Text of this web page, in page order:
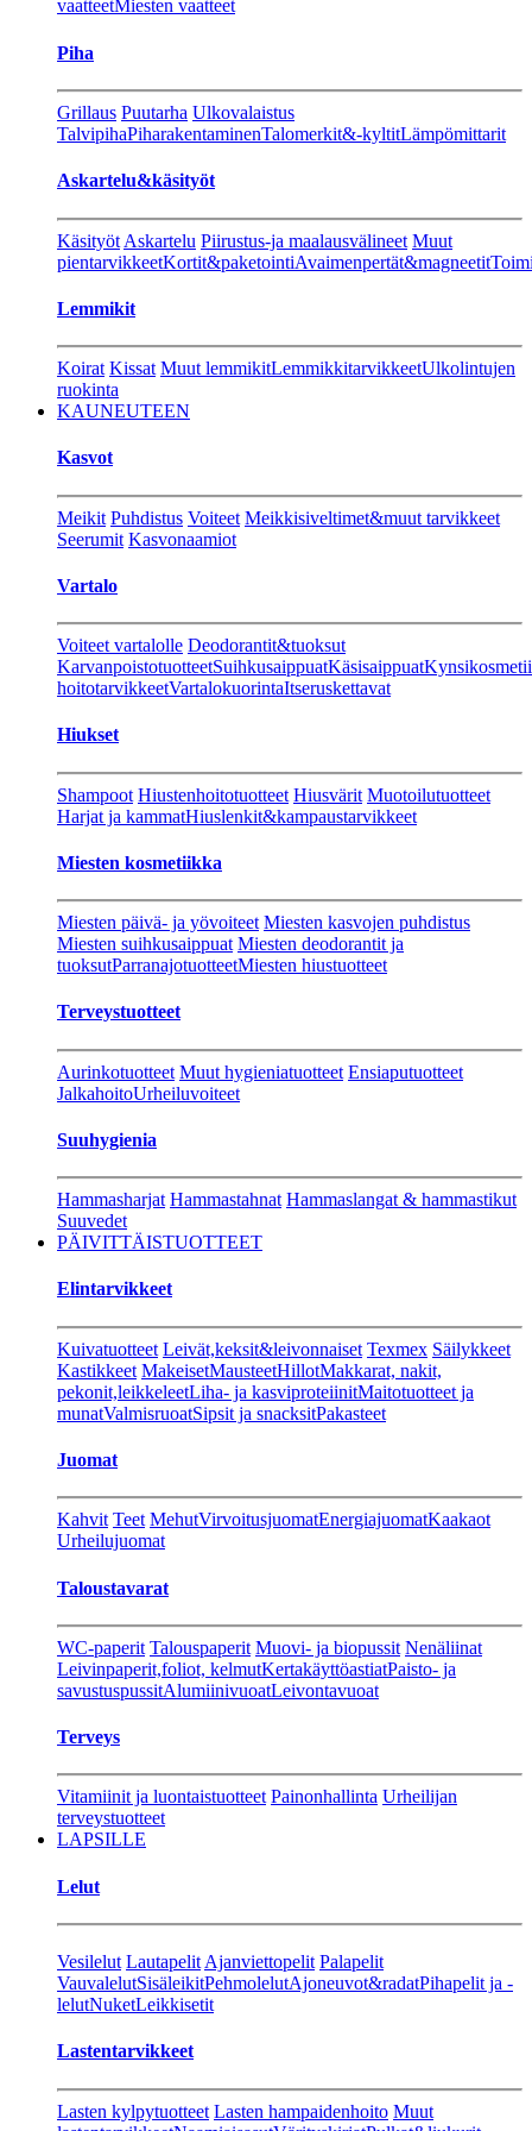
vaatteetMiesten vaatteet
Piha
Grillaus Puutarha Ulkovalaistus
TalvipihaPiharakentaminenTalomerkit&-kyltitLämpömittarit
Askartelu&käsityöt
Käsityöt Askartelu Piirustus-ja maalausvälineet Muut
pientarvikkeetKortit&paketointiAvaimenpertät&magneetit
Lemmikit
Koirat Kissat Muut lemmikitLemmikkitarvikkeetUlkolintujen
ruokinta
KAUNEUTEEN
Kasvot
Meikit Puhdistus Voiteet Meikkisiveltimet&muut tarvikkeet
Seerumit Kasvonaamiot
Vartalo
Voiteet vartalolle Deodorantit&tuoksut
KarvanpoistotuotteetSuihkusaippuatKäsisaippuat
hoitotarvikkeetVartalokuorintaItseruskettavat
Hiukset
Shampoot Hiustenhoitotuotteet Hiusvärit Muotoilutuotteet
Harjat ja kammatHiuslenkit&kampaustarvikkeet
Miesten kosmetiikka
Miesten päivä- ja yövoiteet Miesten kasvojen puhdistus
Miesten suihkusaippuat Miesten deodorantit ja
tuoksutParranajotuotteetMiesten hiustuotteet
Terveystuotteet
Aurinkotuotteet Muut hygieniatuotteet Ensiaputuotteet
JalkahoitoUrheiluvoiteet
Suuhygienia
Hammasharjat Hammastahnat Hammaslangat & hammastikut
Suuvedet
PÄIVITTÄISTUOTTEET
Elintarvikkeet
Kuivatuotteet Leivät,keksit&leivonnaiset Texmex Säilykkeet
Kastikkeet MakeisetMausteetHillotMakkarat, nakit,
pekonit,leikkeleetLiha- ja kasviproteiinitMaitotuotteet ja
munatValmisruoatSipsit ja snacksitPakasteet
Juomat
Kahvit Teet MehutVirvoitusjuomatEnergiajuomatKaakaot
Urheilujuomat
Taloustavarat
WC-paperit Talouspaperit Muovi- ja biopussit Nenäliinat
Leivinpaperit,foliot, kelmutKertakäyttöastiatPaisto- ja
savustuspussitAlumiinivuoatLeivontavuoat
Terveys
Vitamiinit ja luontaistuotteet Painonhallinta Urheilijan
terveystuotteet
LAPSILLE
Lelut
Vesilelut Lautapelit Ajanviettopelit Palapelit
VauvalelutSisäleikitPehmolelutAjoneuvot&radatPihapelit ja -
lelutNuketLeikkisetit
Lastentarvikkeet
Lasten kylpytuotteet Lasten hampaidenhoito Muut